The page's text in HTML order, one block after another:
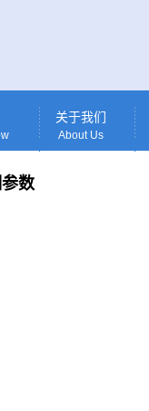
关于我们
About Us
数